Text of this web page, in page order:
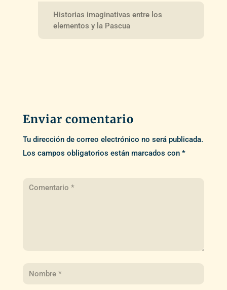
Historias imaginativas entre los
elementos y la Pascua
Enviar comentario
Tu dirección de correo electrónico no será publicada.
Los campos obligatorios están marcados con *